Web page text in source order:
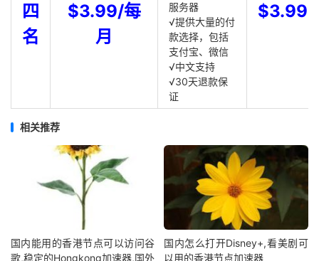
四
名
$3.99/每
月
服务器
√提供大量的付
款选择，包括
支付宝、微信
√中文支持
√30天退款保
证
$3.99
相关推荐
国内能用的香港节点可以访问谷
歌,稳定的Hongkong加速器,国外
国内怎么打开Disney+,看美剧可
以用的香港节点加速器